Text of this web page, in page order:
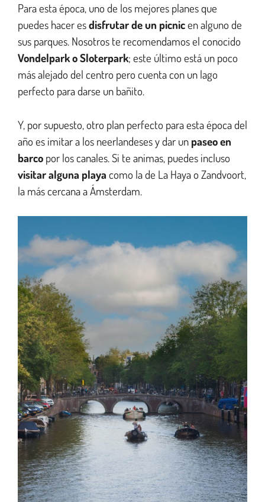
Para esta época, uno de los mejores planes que
puedes hacer esdisfrutar de un picnicen alguno de
sus parques. Nosotros te recomendamos el conocido
Vondelparko Sloterpark; este último está un poco
más alejado del centro pero cuenta con un lago
perfecto para darse un bañito.
Y, por supuesto, otro plan perfecto para esta época del
año es imitar a los neerlandeses y dar un paseo en
barco por los canales. Si te animas, puedes incluso
visitar alguna playa como la de La Haya o Zandvoort,
la más cercana a Ámsterdam.